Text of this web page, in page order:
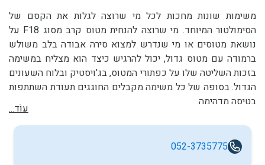
משימות שונות מחכות לכל מי שרוצה לגלות את הקסם של
הסימולטור המיוחד. מי שרוצה להנחית מטוס קרב מסוג F18 על
נושאת מטוסים או מי שנדרש למצוא סירה אבודה בלב משולש
ברמודה עם מטוס גדול, יכול להרגיש כיצד הוא מצליח במשימה
בזכות השליטה שלו על כפתורי המטוס, בג'ויסטיק ובלוח השעונים
הגדול. בסופה של כל משימה מקבלים החוגגים תעודת השתתפות
בטיסה מדהימה.
עוֹד...
052-3735775